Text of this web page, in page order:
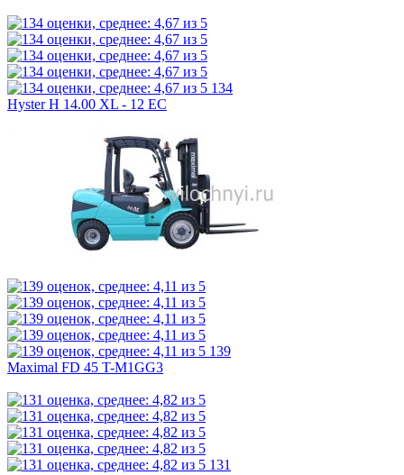
134
Hyster H 14.00 XL - 12 EC
139
Maximal FD 45 T-M1GG3
131